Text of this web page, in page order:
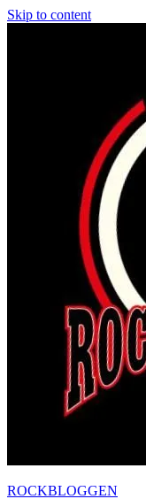
Skip to content
ROCKBLOGGEN